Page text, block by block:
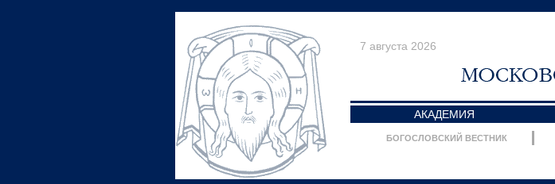
7 августа 2026
АКАДЕМИЯ
БОГОСЛОВСКИЙ ВЕСТНИК